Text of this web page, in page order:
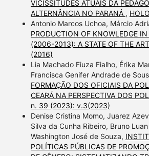
VICISSITUDES ATUAIS DA
ALTERNÂNCIA NO PARANÁ ,
Antonio Marcos Uchoa, Márcio
PRODUCTION OF KNOWLEDGE IN
(2006-2013): A STATE OF THE ART
(2016)
Lia Machado Fiuza Fialho, Érika
Francisca Genifer Andrade de
FORMAÇÃO DOS OFICIAIS DA
CEARÁ NA PERSPECTIVA DOS
n. 39 (2023): v.3(2023)
Denise Cristina Momo, Juarez
Silva da Cunha Ribeiro, Bruno
Washington José de Souza,
POLÍTICAS PÚBLICAS DE